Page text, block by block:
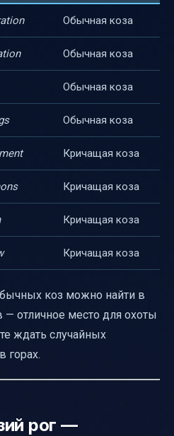
Обычная коза
Обычная коза
Обычная коза
Обычная коза
Кричащая коза
Кричащая коза
Кричащая коза
Кричащая коза
коз можно найти в
— отличное место для охоты
ждать случайных
горах.
рог —